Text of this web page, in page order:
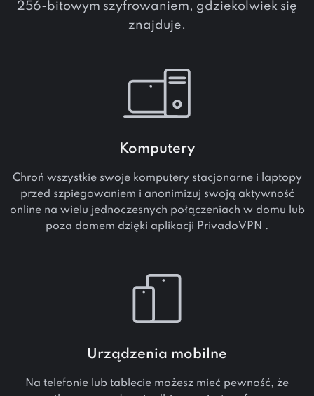
256-bitowym szyfrowaniem, gdziekolwiek się
znajduje.
Komputery
Chroń wszystkie swoje komputery stacjonarne i laptopy
przed szpiegowaniem i anonimizuj swoją aktywność
online na wielu jednoczesnych połączeniach w domu lub
poza domem dzięki aplikacji PrivadoVPN .
Urządzenia mobilne
Na telefonie lub tablecie możesz mieć pewność, że